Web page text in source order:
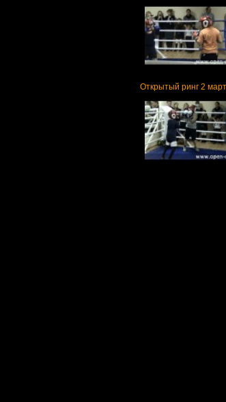
Открытый ринг 2